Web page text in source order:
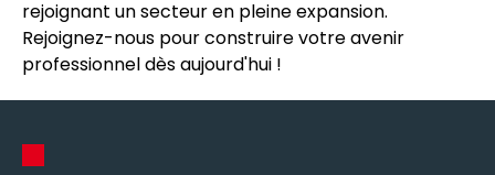
rejoignant un secteur en pleine expansion.
Rejoignez-nous pour construire votre avenir
professionnel dès aujourd'hui !